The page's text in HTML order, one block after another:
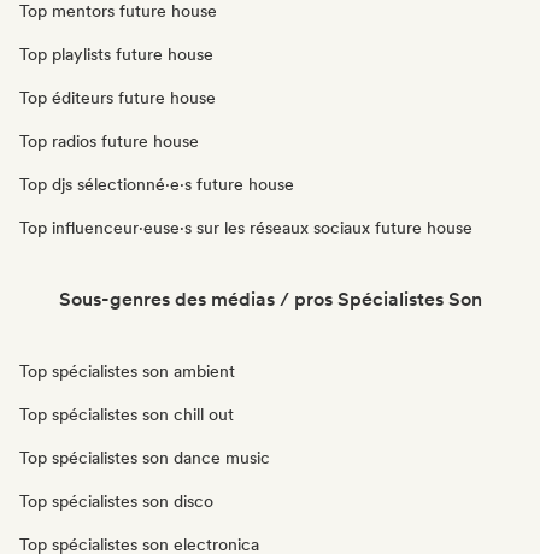
Top mentors future house
Top playlists future house
Top éditeurs future house
Top radios future house
Top djs sélectionné·e·s future house
Top influenceur·euse·s sur les réseaux sociaux future house
Sous-genres des médias / pros Spécialistes Son
Top spécialistes son ambient
Top spécialistes son chill out
Top spécialistes son dance music
Top spécialistes son disco
Top spécialistes son electronica